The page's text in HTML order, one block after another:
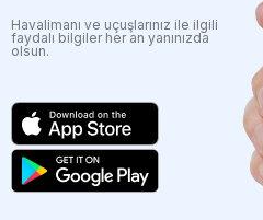
Havalimanı ve uçuşlarınız ile ilgili
faydalı bilgiler her an yanınızda
olsun.